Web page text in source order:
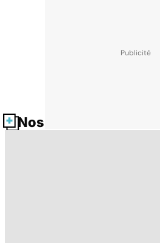
Nos fiches santé